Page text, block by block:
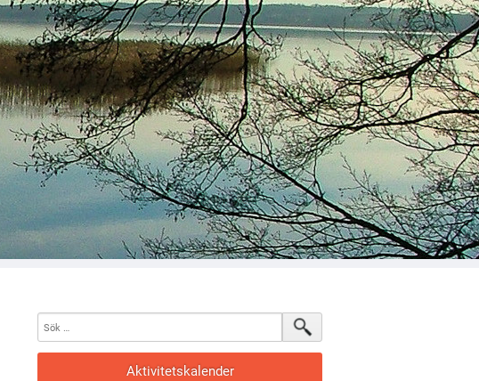
Aktivitetskalender